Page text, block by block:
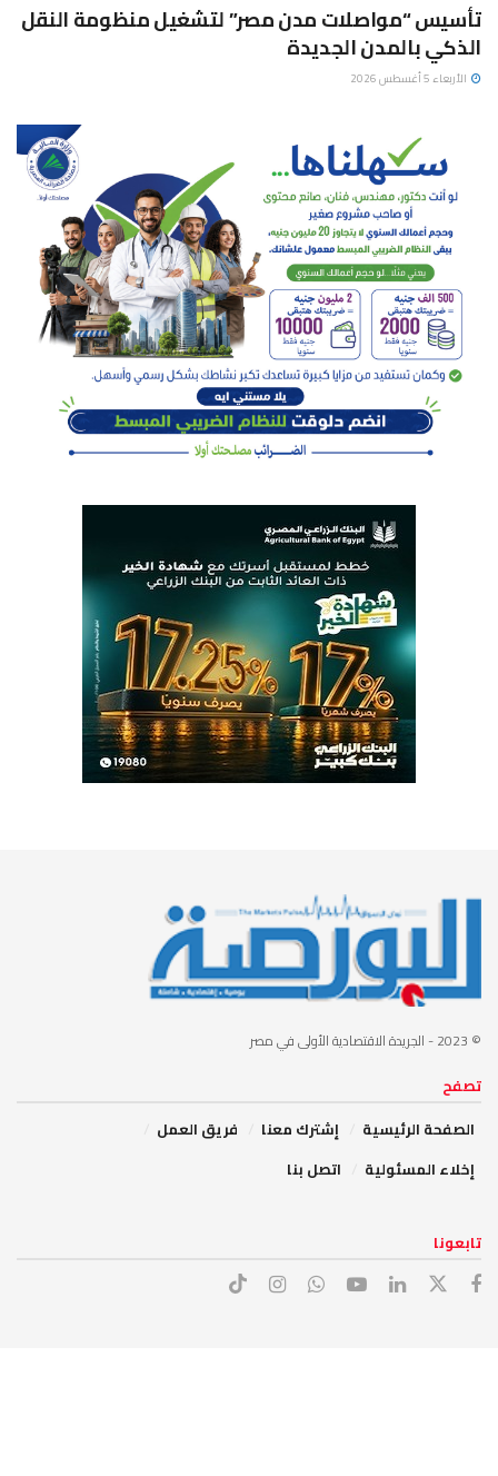
تأسيس “مواصلات مدن مصر” لتشغيل منظومة النقل
الذكي بالمدن الجديدة
الأربعاء 5 أغسطس 2026
© 2023 - الجريدة الاقتصادية الأولى في مصر
تصفح
الصفحة الرئيسية
إشترك معنا
فريق العمل
إخلاء المسئولية
اتصل بنا
تابعونا